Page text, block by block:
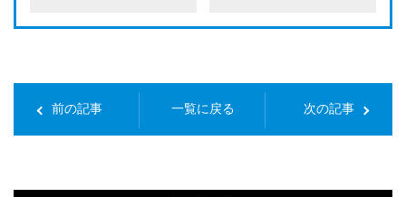
前の記事 一覧に戻る 次の記事